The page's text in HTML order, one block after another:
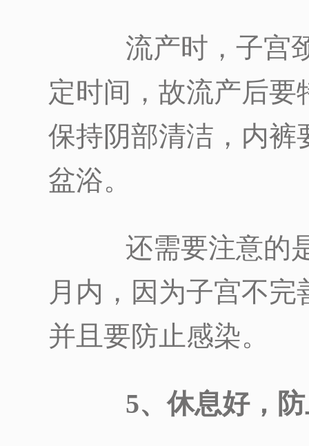
流产时，子宫颈
定时间，故流产后
保持阴部清洁，内裤
盆浴。
还需要注意的是
月内，因为子宫不
并且要防止感染。
5、休息好，防